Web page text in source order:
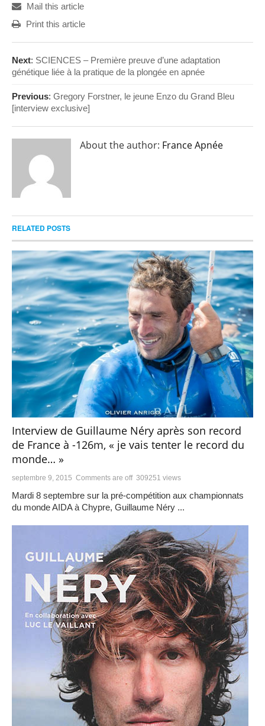
Mail this article
Print this article
Next: SCIENCES – Première preuve d’une adaptation
génétique liée à la pratique de la plongée en apnée
Previous: Gregory Forstner, le jeune Enzo du Grand Bleu
[interview exclusive]
About the author: France Apnée
RELATED POSTS
Interview de Guillaume Néry après son record
de France à -126m, « je vais tenter le record du
monde… »
septembre 9, 2015 Comments are off 309251 views
Mardi 8 septembre sur la pré-compétition aux championnats
du monde AIDA à Chypre, Guillaume Néry ...